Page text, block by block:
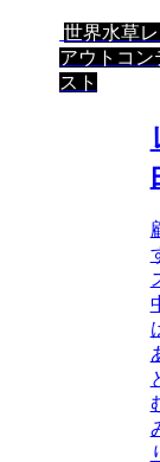
世界水草レ
アウトコン
スト